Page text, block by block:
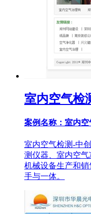
室内空气检
案例名称：室内
室内空气检测-中
测仪器、室内空气
机械设备生产和
手与一体。